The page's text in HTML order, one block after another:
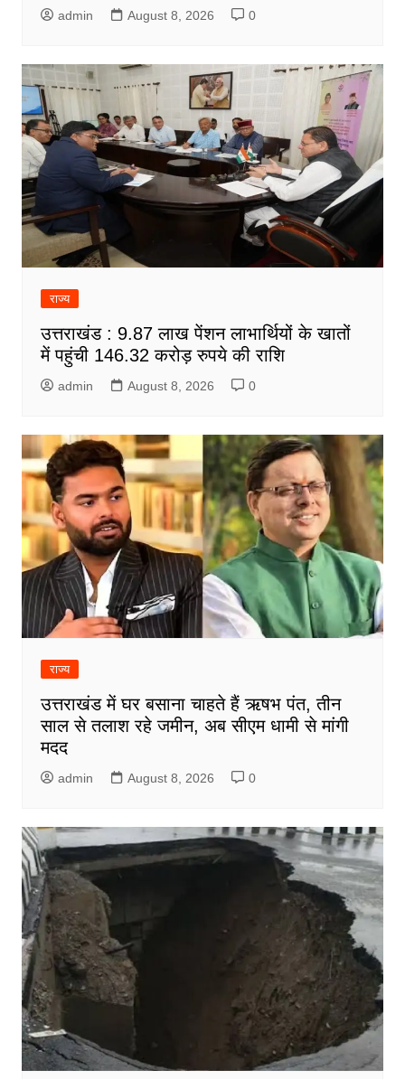
admin August 8, 2026 0
राज्य
उत्तराखंड : 9.87 लाख पेंशन लाभार्थियों के खातों
में पहुंची 146.32 करोड़ रुपये की राशि
admin August 8, 2026 0
राज्य
उत्तराखंड में घर बसाना चाहते हैं ऋषभ पंत, तीन
साल से तलाश रहे जमीन, अब सीएम धामी से मांगी
मदद
admin August 8, 2026 0